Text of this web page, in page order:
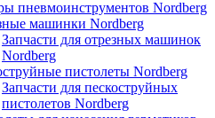
пневмоинструментов Nordberg
машинки Nordberg
Запчасти для отрезных машинок
Nordberg
пистолеты Nordberg
Запчасти для пескоструйных
пистолетов Nordberg